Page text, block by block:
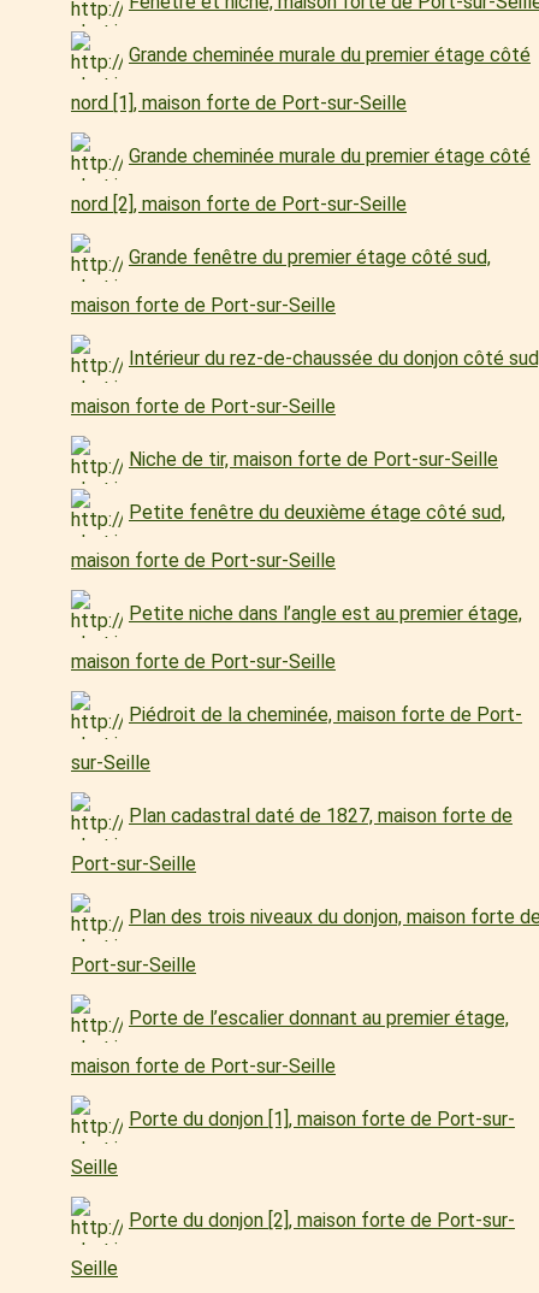
Grande cheminée murale du premier étage côté
nord [1], maison forte de Port-sur-Seille
Grande cheminée murale du premier étage côté
nord [2], maison forte de Port-sur-Seille
Grande fenêtre du premier étage côté sud,
maison forte de Port-sur-Seille
Intérieur du rez-de-chaussée du donjon côté
maison forte de Port-sur-Seille
Niche de tir, maison forte de Port-sur-Seille
Petite fenêtre du deuxième étage côté sud,
maison forte de Port-sur-Seille
Petite niche dans l’angle est au premier étage,
maison forte de Port-sur-Seille
Piédroit de la cheminée, maison forte de Port-
sur-Seille
Plan cadastral daté de 1827, maison forte de
Port-sur-Seille
Plan des trois niveaux du donjon, maison forte
Port-sur-Seille
Porte de l’escalier donnant au premier étage,
maison forte de Port-sur-Seille
Porte du donjon [1], maison forte de Port-sur-
Seille
Porte du donjon [2], maison forte de Port-sur-
Seille